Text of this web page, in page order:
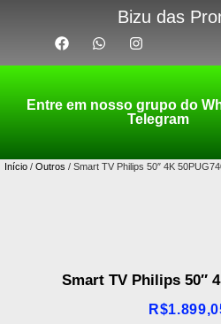
Bizu das
Entre em nosso grupo do
Telegram
Início / Outros / Smart TV Philips 50″ 4K
Smart TV Philips 50″
R$